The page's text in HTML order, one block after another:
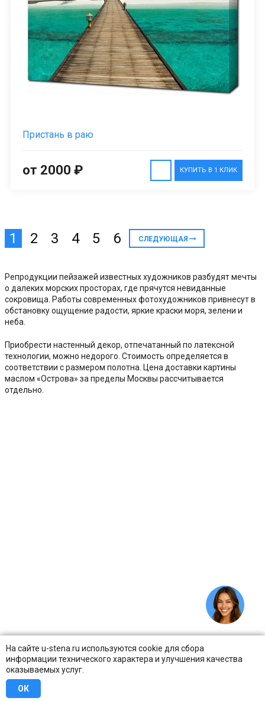
На сайте u-stena.ru используются cookie для сбора
информации технического характера и улучшения качества
оказываемых услуг.
ОК
Пристань в раю
КУПИТЬ В 1 КЛИК
от 2000 ₽
1 2 3 4 5 6 СЛЕДУЮЩАЯ
Репродукции пейзажей известных художников разбудят мечты
о далеких морских просторах, где прячутся невиданные
сокровища. Работы современных фотохудожников привнесут в
обстановку ощущение радости, яркие краски моря, зелени и
неба.
Приобрести настенный декор, отпечатанный по латексной
технологии, можно недорого. Стоимость определяется в
соответствии с размером полотна. Цена доставки картины
маслом «Острова» за пределы Москвы рассчитывается
отдельно.